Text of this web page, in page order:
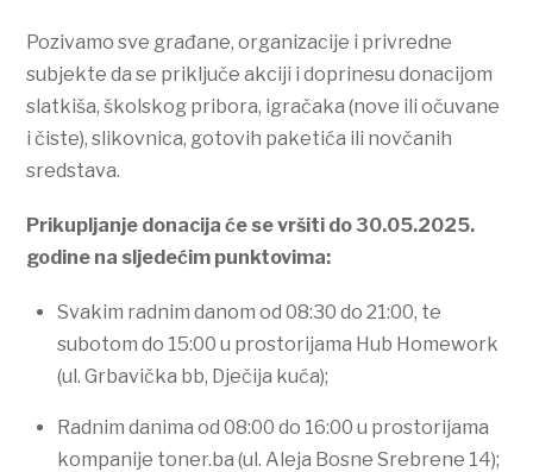
Pozivamo sve građane, organizacije i privredne
subjekte da se priključe akciji i doprinesu donacijom
slatkiša, školskog pribora, igračaka (nove ili očuvane
i čiste), slikovnica, gotovih paketića ili novčanih
sredstava.
Prikupljanje donacija će se vršiti do 30.05.2025.
godine na sljedećim punktovima:
Svakim radnim danom od 08:30 do 21:00, te
subotom do 15:00 u prostorijama Hub Homework
(ul. Grbavička bb, Dječija kuća);
Radnim danima od 08:00 do 16:00 u prostorijama
kompanije toner.ba (ul. Aleja Bosne Srebrene 14);